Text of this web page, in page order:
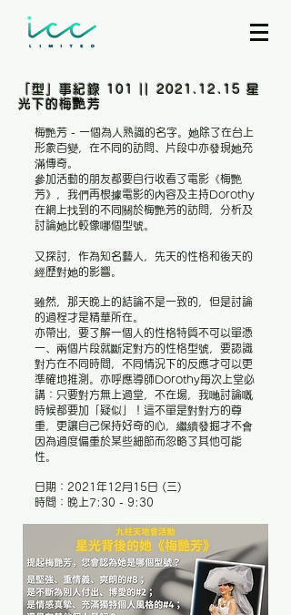
「型」事紀錄 101 || 2021.12.15 星
光下的梅艷芳
梅艷芳 - 一個為人熟識的名字。她除了在台上
形象百變，在不同的訪問、片段中亦發現她充
滿傳奇。
參加活動的朋友都要自行收看了電影《梅艷
芳》，我們再根據電影的內容及主持Dorothy
在網上找到的不同關於梅艷芳的訪問，分析及
討論她比較像哪個型號。
又探討，作為知名藝人，先天的性格和後天的
經歷對她的影響。
雖然，那天晚上的結論不是一致的，但是討論
的過程才是精華所在。
亦帶出，要了解一個人的性格特質不可以單憑
一、兩個片段就斷定對方的性格型號，要認識
對方在不同時間，不同情況下的反應才可以更
準確地推測。亦呼應導師Dorothy每次上堂必
講：只要對方無上過堂，不在場，我哋討論嘅
時候都要加「疑似」！這不單是對對方的尊
重，更讓自己保持好奇的心，繼續發掘才不會
因為過度偏重於某些細節而忽略了其他可能
性。
日期：2021年12月15日 (三)
時間：晚上7:30 - 9:30